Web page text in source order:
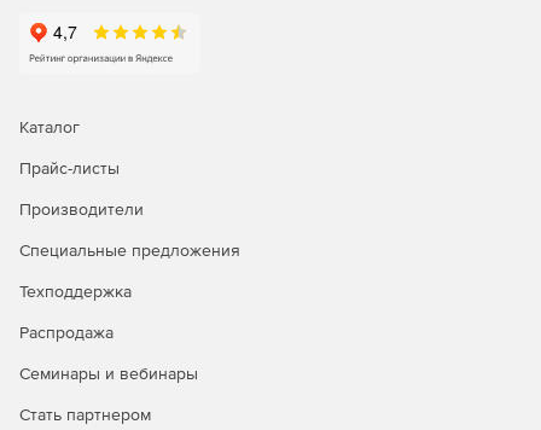
Развертывание изменений из любой версии в
Автоматизация развертывания с помощью командной
Простое управление версиями для кода базы данных
Средство просмотра различий для проверки каждого
Каталог
Прайс-листы
Производители
Специальные предложения
Техподдержка
Распродажа
Семинары и вебинары
Стать партнером